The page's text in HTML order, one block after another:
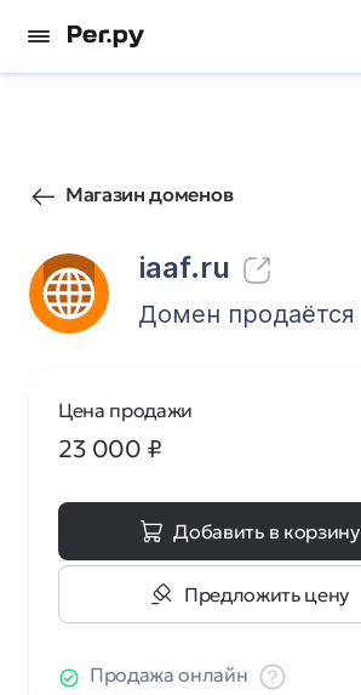
Магазин доменов
iaaf.ru
Домен продаётся
Цена продажи
23 000 ₽
Добавить в корзину
Предложить цену
Продажа онлайн